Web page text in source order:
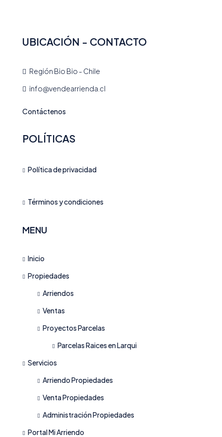
UBICACIÓN - CONTACTO
Región Bio Bio - Chile
info@vendearrienda.cl
Contáctenos
POLÍTICAS
Política de privacidad
Términos y condiciones
MENU
Inicio
Propiedades
Arriendos
Ventas
Proyectos Parcelas
Parcelas Raices en Larqui
Servicios
Arriendo Propiedades
Venta Propiedades
Administración Propiedades
Portal Mi Arriendo